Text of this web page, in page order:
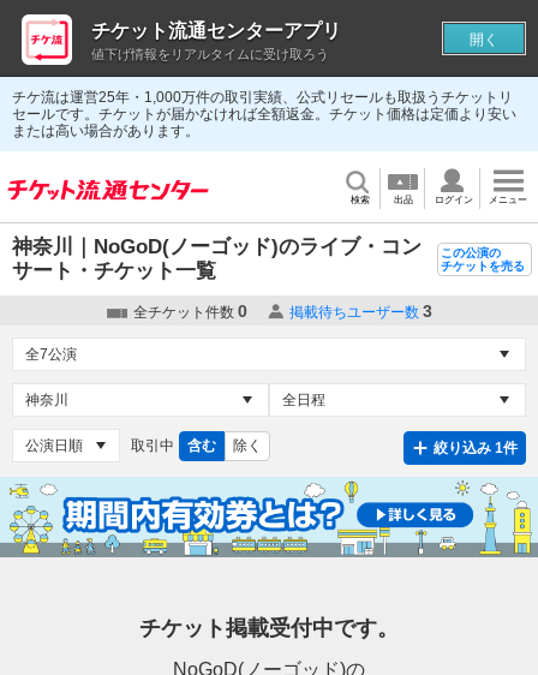
チケ流は運営25年・1,000万件の取引実績、公式リセールも取扱うチケットリ
セールです。チケットが届かなければ全額返金。チケット価格は定価より安い
または高い場合があります。
検索 出品 ログイン メニュー
神奈川｜NoGoD(ノーゴッド)のライブ・コン
サート・チケット一覧
この公演の
チケットを売る
全チケット件数 0 掲載待ちユーザー数 3
取引中 含む 除く 絞り込み 1件
チケット掲載受付中です。
NoGoD(ノーゴッド)の
チケット流通センターアプリ
値下げ情報をリアルタイムに受け取ろう
開く